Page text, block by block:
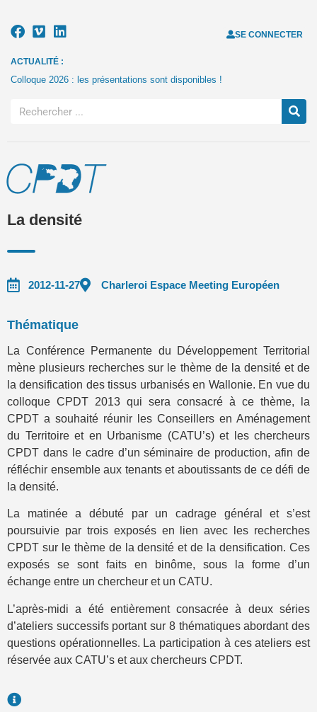
SE CONNECTER
ACTUALITÉ :
Colloque 2026 : les présentations sont disponibles !
La densité
2012-11-27 Charleroi Espace Meeting Européen
Thématique
La Conférence Permanente du Développement Territorial
mène plusieurs recherches sur le thème de la densité et de
la densification des tissus urbanisés en Wallonie. En vue du
colloque CPDT 2013 qui sera consacré à ce thème, la
CPDT a souhaité réunir les Conseillers en Aménagement
du Territoire et en Urbanisme (CATU’s) et les chercheurs
CPDT dans le cadre d’un séminaire de production, afin de
réfléchir ensemble aux tenants et aboutissants de ce défi de
la densité.
La matinée a débuté par un cadrage général et s’est
poursuivie par trois exposés en lien avec les recherches
CPDT sur le thème de la densité et de la densification. Ces
exposés se sont faits en binôme, sous la forme d’un
échange entre un chercheur et un CATU.
L’après-midi a été entièrement consacrée à deux séries
d’ateliers successifs portant sur 8 thématiques abordant des
questions opérationnelles. La participation à ces ateliers est
réservée aux CATU’s et aux chercheurs CPDT.